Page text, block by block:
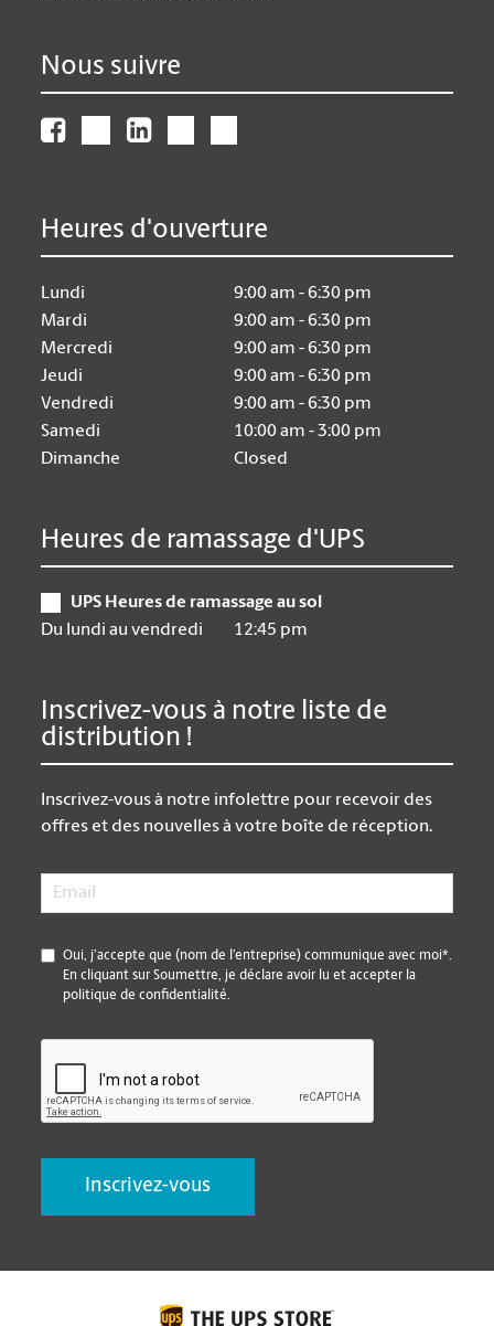
Nous suivre
Heures d'ouverture
Lundi
9:00 am - 6:30 pm
Mardi
9:00 am - 6:30 pm
Mercredi
9:00 am - 6:30 pm
Jeudi
9:00 am - 6:30 pm
Vendredi
9:00 am - 6:30 pm
Samedi
10:00 am - 3:00 pm
Dimanche
Closed
Heures de ramassage d'UPS
UPS Heures de ramassage au sol
Du lundi au vendredi
12:45 pm
Inscrivez-vous à notre liste de
distribution !
Inscrivez-vous à notre infolettre pour recevoir des
offres et des nouvelles à votre boîte de réception.
Email
*
Oui, j’accepte que (nom de l’entreprise) communique avec moi*.
En cliquant sur Soumettre, je déclare avoir lu et accepter la
politique de confidentialité.